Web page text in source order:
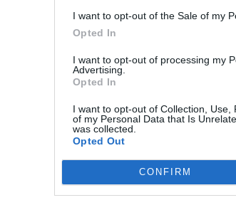
I want to opt-out of the Sale of my
Opted In
I want to opt-out of processing my
Advertising.
Opted In
I want to opt-out of Collection,
of my Personal Data that Is
was collected.
Opted Out
CONFIRM